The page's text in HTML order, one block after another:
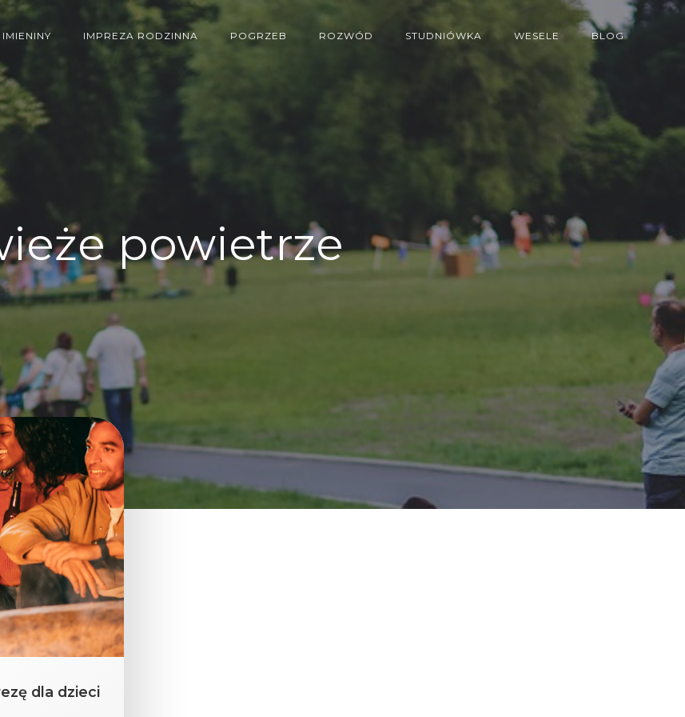
IMIENINY IMPREZA RODZINNA POGRZEB ROZWÓD STUDNIÓWKA WESELE BLOG
powietrze
dla dzieci